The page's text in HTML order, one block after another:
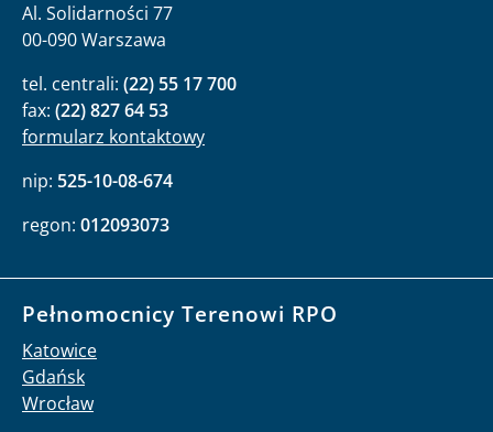
Al. Solidarności 77
00-090 Warszawa
tel. centrali: (22) 55 17 700
fax: (22) 827 64 53
formularz kontaktowy
nip: 525-10-08-674
regon: 012093073
Pełnomocnicy Terenowi RPO
Katowice
Gdańsk
Wrocław